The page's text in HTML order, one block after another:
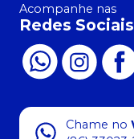
Acompanhe nas
Redes Sociais
Chame no